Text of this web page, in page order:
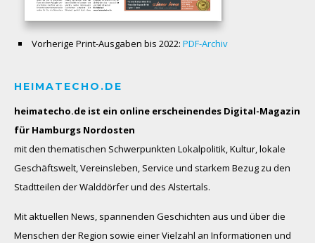
Vorherige Print-Ausgaben bis 2022: PDF-Archiv
HEIMATECHO.DE
heimatecho.de ist ein online erscheinendes Digital-Magazin
für Hamburgs Nordosten
mit den thematischen Schwerpunkten Lokalpolitik, Kultur, lokale
Geschäftswelt, Vereinsleben, Service und starkem Bezug zu den
Stadtteilen der Walddörfer und des Alstertals.
Mit aktuellen News, spannenden Geschichten aus und über die
Menschen der Region sowie einer Vielzahl an Informationen und